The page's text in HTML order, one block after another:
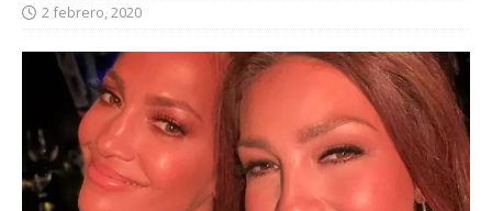
2 febrero, 2020